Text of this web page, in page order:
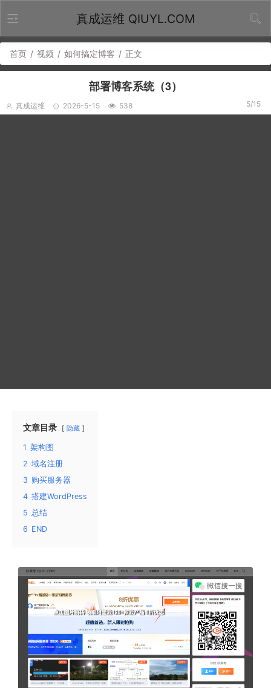
真成运维 QIUYL.COM
首页 / 视频 / 如何搞定博客 / 正文
部署博客系统（3）
真成运维 2026-5-15 538 5/15
文章目录 隐藏
1 架构图
2 域名注册
3 购买服务器
4 搭建WordPress
5 总结
6 END